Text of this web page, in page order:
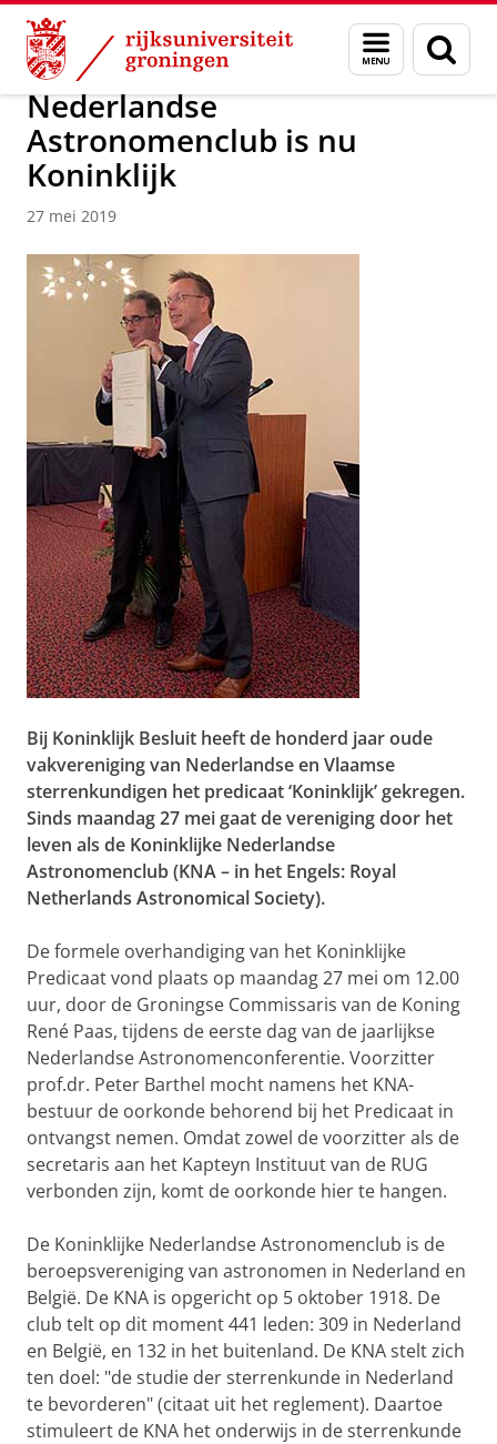
Skip
Content
Skip
Navigation
Menu
en
zoeken
Over ons Actueel Nieuws Nieuwsberichten
Nederlandse
Astronomenclub is nu
Koninklijk
27 mei 2019
Bij Koninklijk Besluit heeft de honderd jaar oude
vakvereniging van Nederlandse en Vlaamse
sterrenkundigen het predicaat ‘Koninklijk’ gekregen.
Sinds maandag 27 mei gaat de vereniging door het
leven als de Koninklijke Nederlandse
Astronomenclub (KNA – in het Engels: Royal
Netherlands Astronomical Society).
De formele overhandiging van het Koninklijke
Predicaat vond plaats op maandag 27 mei om 12.00
uur, door de Groningse Commissaris van de Koning
René Paas, tijdens de eerste dag van de jaarlijkse
Nederlandse Astronomenconferentie. Voorzitter
prof.dr. Peter Barthel mocht namens het KNA-
bestuur de oorkonde behorend bij het Predicaat in
ontvangst nemen. Omdat zowel de voorzitter als de
secretaris aan het Kapteyn Instituut van de RUG
verbonden zijn, komt de oorkonde hier te hangen.
De Koninklijke Nederlandse Astronomenclub is de
beroepsvereniging van astronomen in Nederland en
België. De KNA is opgericht op 5 oktober 1918. De
club telt op dit moment 441 leden: 309 in Nederland
en België, en 132 in het buitenland. De KNA stelt zich
ten doel: "de studie der sterrenkunde in Nederland
te bevorderen" (citaat uit het reglement). Daartoe
stimuleert de KNA het onderwijs in de sterrenkunde